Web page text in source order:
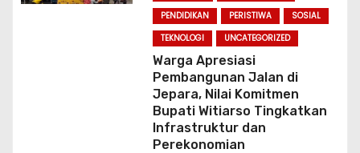
PENDIDIKAN
PERISTIWA
SOSIAL
TEKNOLOGI
UNCATEGORIZED
Warga Apresiasi
Pembangunan Jalan di
Jepara, Nilai Komitmen
Bupati Witiarso Tingkatkan
Infrastruktur dan
Perekonomian